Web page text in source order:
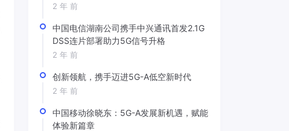
2 年 前
中国电信湖南公司携手中兴通讯首发2.1G
DSS连片部署助力5G信号升格
2 年 前
创新领航，携手迈进5G-A低空新时代
2 年 前
中国移动徐晓东：5G-A发展新机遇，赋能
体验新篇章